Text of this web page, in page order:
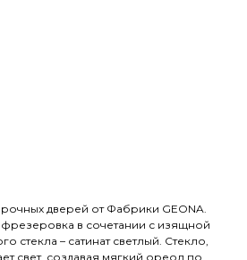
дверей от Фабрики GEONA.
фрезеровка в сочетании с изящной
стекла – сатинат светлый. Стекло,
свет, создавая мягкий ореол по